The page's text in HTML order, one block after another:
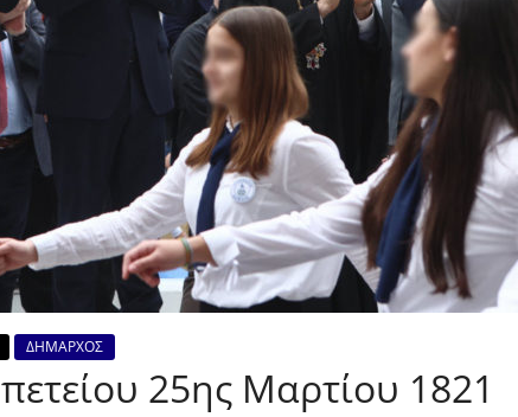
ΔΗΜΑΡΧΟΣ
25ης Μαρτίου 1821